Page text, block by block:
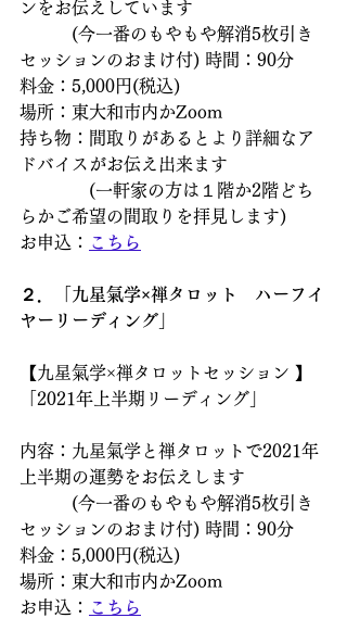
ンをお伝えしています
(今一番のもやもや解消5枚引き
セッションのおまけ付) 時間：90分
料金：5,000円(税込)
場所：東大和市内かZoom
持ち物：間取りがあるとより詳細なア
ドバイスがお伝え出来ます
(一軒家の方は１階か2階どち
らかご希望の間取りを拝見します)
お申込：
こちら
２．「九星氣学×禅タロット　ハーフイ
ヤーリーディング」
【九星氣学×禅タロットセッション 】
「2021年上半期リーディング」
内容：九星氣学と禅タロットで2021年
上半期の運勢をお伝えします
(今一番のもやもや解消5枚引き
セッションのおまけ付) 時間：90分
料金：5,000円(税込)
場所：東大和市内かZoom
お申込：
こちら